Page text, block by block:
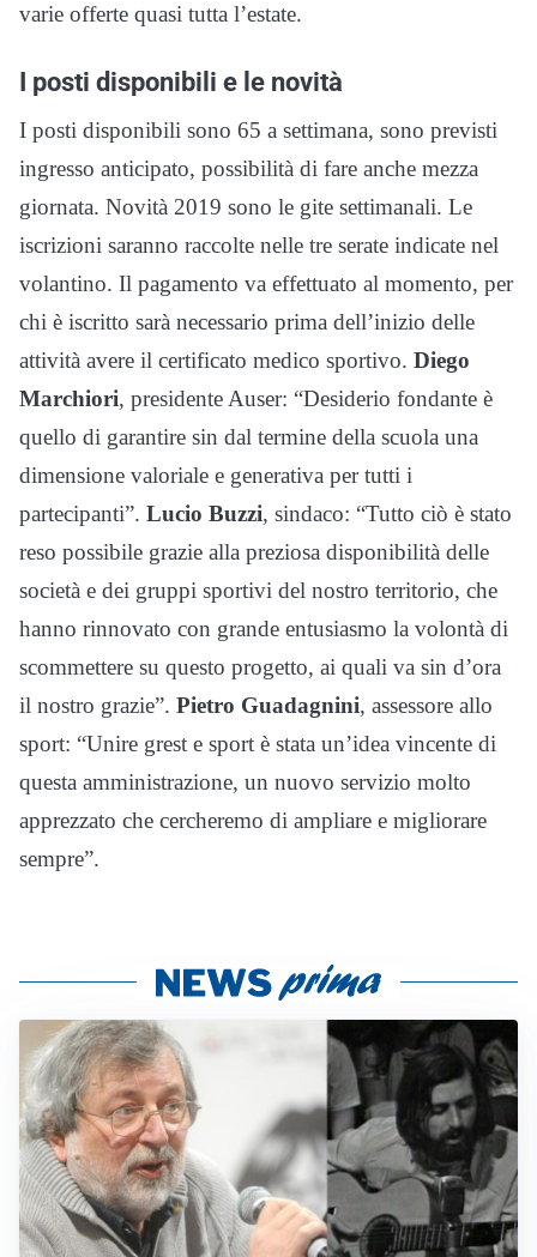
varie offerte quasi tutta l’estate.
I posti disponibili e le novità
I posti disponibili sono 65 a settimana, sono previsti
ingresso anticipato, possibilità di fare anche mezza
giornata. Novità 2019 sono le gite settimanali. Le
iscrizioni saranno raccolte nelle tre serate indicate nel
volantino. Il pagamento va effettuato al momento, per
chi è iscritto sarà necessario prima dell’inizio delle
attività avere il certificato medico sportivo. Diego
Marchiori, presidente Auser: “Desiderio fondante è
quello di garantire sin dal termine della scuola una
dimensione valoriale e generativa per tutti i
partecipanti”. Lucio Buzzi, sindaco: “Tutto ciò è stato
reso possibile grazie alla preziosa disponibilità delle
società e dei gruppi sportivi del nostro territorio, che
hanno rinnovato con grande entusiasmo la volontà di
scommettere su questo progetto, ai quali va sin d’ora
il nostro grazie”. Pietro Guadagnini, assessore allo
sport: “Unire grest e sport è stata un’idea vincente di
questa amministrazione, un nuovo servizio molto
apprezzato che cercheremo di ampliare e migliorare
sempre”.